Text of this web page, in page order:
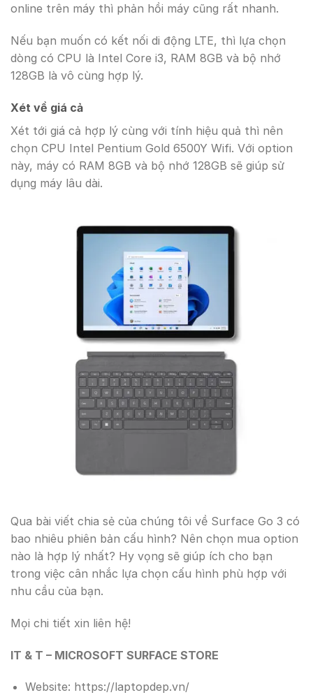
online trên máy thì phản hồi máy cũng rất nhanh.
Nếu bạn muốn có kết nối di động LTE, thì lựa chọn
dòng có CPU là Intel Core i3, RAM 8GB và bộ nhớ
128GB là vô cùng hợp lý.
Xét về giá cả
Xét tới giá cả hợp lý cùng với tính hiệu quả thì nên
chọn CPU Intel Pentium Gold 6500Y Wifi. Với option
này, máy có RAM 8GB và bộ nhớ 128GB sẽ giúp sử
dụng máy lâu dài.
Qua bài viết chia sẻ của chúng tôi về Surface Go 3 có
bao nhiêu phiên bản cấu hình? Nên chọn mua option
nào là hợp lý nhất? Hy vọng sẽ giúp ích cho bạn
trong việc cân nhắc lựa chọn cấu hình phù hợp với
nhu cầu của bạn.
Mọi chi tiết xin liên hệ!
IT & T – MICROSOFT SURFACE STORE
Website: https://laptopdep.vn/